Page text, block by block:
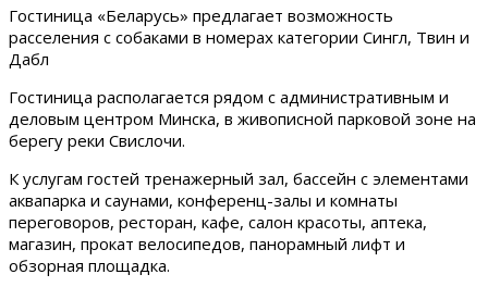
Гостиница «Беларусь» предлагает возможность
расселения с собаками в номерах категории Сингл, Твин и
Дабл
Гостиница располагается рядом с административным и
деловым центром Минска, в живописной парковой зоне на
берегу реки Свислочи.
К услугам гостей тренажерный зал, бассейн с элементами
аквапарка и саунами, конференц-залы и комнаты
переговоров, ресторан, кафе, салон красоты, аптека,
магазин, прокат велосипедов, панорамный лифт и
обзорная площадка.